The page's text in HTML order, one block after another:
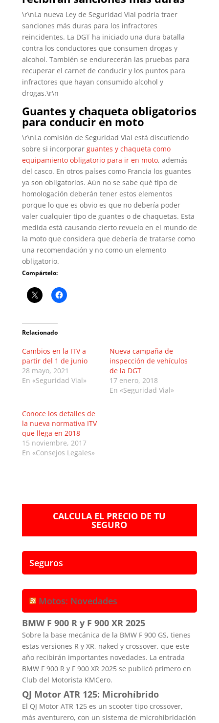
\r\nLa nueva Ley de Seguridad Vial podría traer
sanciones más duras para los infractores
reincidentes. La DGT ha iniciado una dura batalla
contra los conductores que consumen drogas y
alcohol. También se endurecerán las pruebas para
recuperar el carnet de conducir y los puntos para
infractores que hayan consumido alcohol y
drogas.\r\n
Guantes y chaqueta obligatorios
para conducir en moto
\r\nLa comisión de Seguridad Vial está discutiendo
sobre si incorporar guantes y chaqueta como
equipamiento obligatorio para ir en moto, además
del casco. En otros países como Francia los guantes
ya son obligatorios. Aún no se sabe qué tipo de
homologación deberán tener estos elementos
porque lo que es obvio es que no debería poder
valer cualquier tipo de guantes o de chaquetas. Esta
medida está causando cierto revuelo en el mundo de
la moto que considera que debería de tratarse como
una recomendación y no como un elemento
obligatorio.
Compártelo:
Relacionado
Cambios en la ITV a
partir del 1 de junio
28 mayo, 2021
En «Seguridad Vial»
Nueva campaña de
inspección de vehículos
de la DGT
17 enero, 2018
En «Seguridad Vial»
Conoce los detalles de
la nueva normativa ITV
que llega en 2018
15 noviembre, 2017
En «Consejos Legales»
CALCULA EL PRECIO DE TU
SEGURO
Seguros
Motos: Novedades
BMW F 900 R y F 900 XR 2025
Sobre la base mecánica de la BMW F 900 GS, tienes
estas versiones R y XR, naked y crossover, que este
año recibirán importantes novedades. La entrada
BMW F 900 R y F 900 XR 2025 se publicó primero en
Club del Motorista KMCero.
QJ Motor ATR 125: Microhíbrido
El QJ Motor ATR 125 es un scooter tipo crossover,
más aventurero, con un sistema de microhibridación